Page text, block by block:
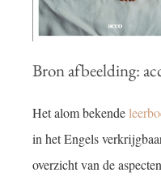
Bron afbeelding:
Het alom bekende
in het Engels
overzicht van de